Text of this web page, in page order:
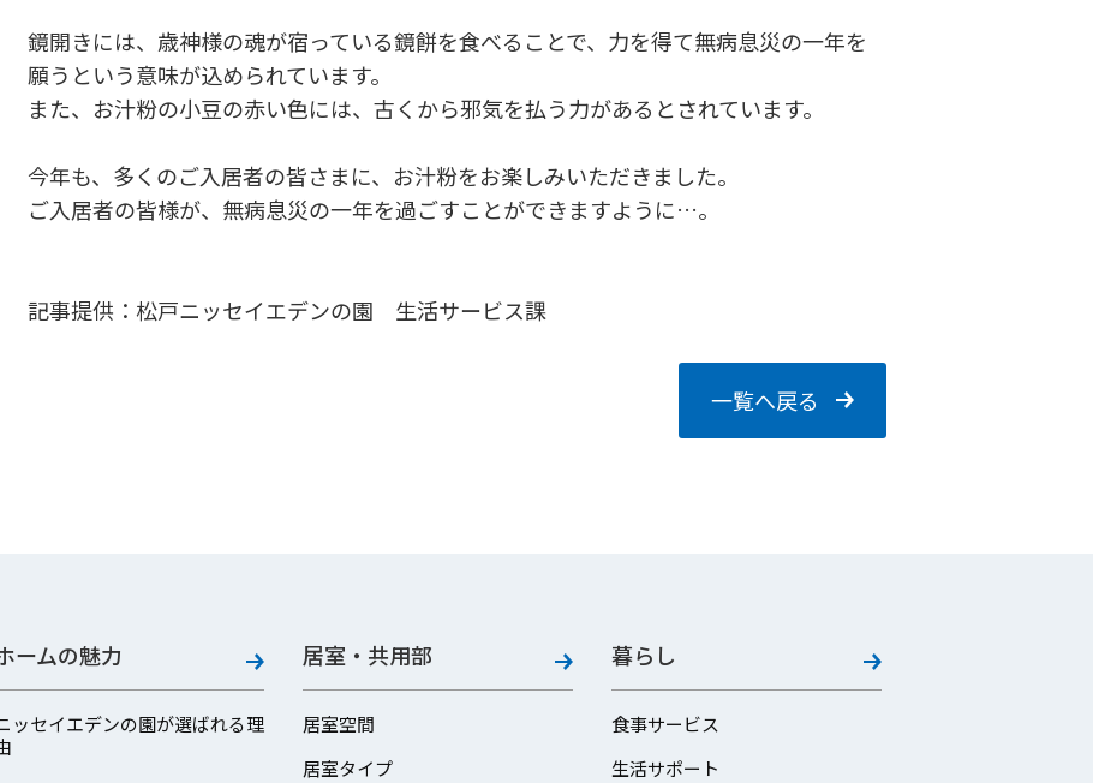
鏡開きには、歳神様の魂が宿っている鏡餅を食べることで、力を得て無病息災の一年を
願うという意味が込められています。
また、お汁粉の小豆の赤い色には、古くから邪気を払う力があるとされています。
今年も、多くのご入居者の皆さまに、お汁粉をお楽しみいただきました。
ご入居者の皆様が、無病息災の一年を過ごすことができますように…。
記事提供：松戸ニッセイエデンの園 生活サービス課
一覧へ戻る
ームの魅力
ッセイエデンの園が選ばれる理
居室・共用部
居室空間
居室タイプ
暮らし
食事サービス
生活サポート